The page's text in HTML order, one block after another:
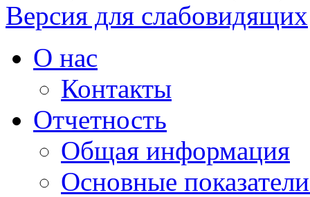
Версия для слабовидящих
О нас
Контакты
Отчетность
Общая информация
Основные